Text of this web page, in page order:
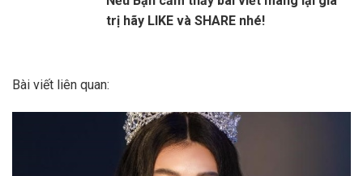
trị hãy LIKE và SHARE nhé!
Bài viết liên quan: